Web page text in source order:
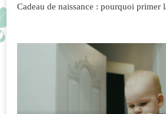
Cadeau de naissance : pourquoi primer